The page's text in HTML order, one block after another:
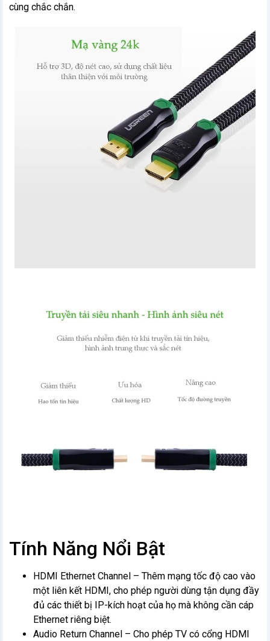
cùng chắc chắn.
Tính Năng Nổi Bật
HDMI Ethernet Channel – Thêm mạng tốc độ cao vào
một liên kết HDMI, cho phép người dùng tận dụng đầy
đủ các thiết bị IP-kích hoạt của họ mà không cần cáp
Ethernet riêng biệt.
Audio Return Channel – Cho phép TV có cổng HDMI